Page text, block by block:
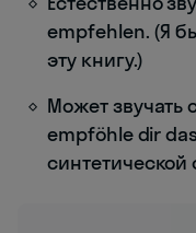
empfehlen. (Я
эту книгу.)
Может звучать
empföhle dir